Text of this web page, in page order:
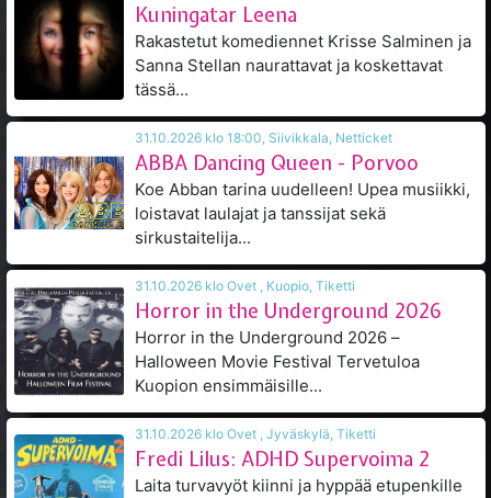
Kuningatar Leena
Rakastetut komediennet Krisse Salminen ja
Sanna Stellan naurattavat ja koskettavat
tässä...
31.10.2026 klo 18:00, Siivikkala, Netticket
ABBA Dancing Queen - Porvoo
Koe Abban tarina uudelleen! Upea musiikki,
loistavat laulajat ja tanssijat sekä
sirkustaitelija...
31.10.2026 klo Ovet , Kuopio, Tiketti
Horror in the Underground 2026
Horror in the Underground 2026 –
Halloween Movie Festival Tervetuloa
Kuopion ensimmäisille...
31.10.2026 klo Ovet , Jyväskylä, Tiketti
Fredi Lilus: ADHD Supervoima 2
Laita turvavyöt kiinni ja hyppää etupenkille